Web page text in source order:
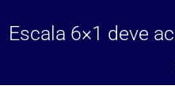
Escala 6×1 deve